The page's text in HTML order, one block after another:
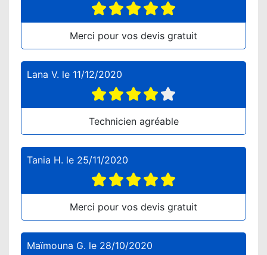
Merci pour vos devis gratuit
Lana V. le 11/12/2020
Technicien agréable
Tania H. le 25/11/2020
Merci pour vos devis gratuit
Maïmouna G. le 28/10/2020